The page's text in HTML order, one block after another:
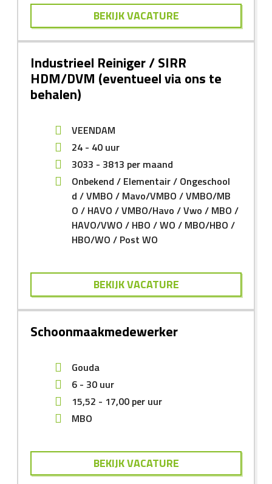
BEKIJK VACATURE
Industrieel Reiniger / SIRR
HDM/DVM (eventueel via ons te
behalen)
VEENDAM
24 - 40 uur
3033 - 3813 per maand
Onbekend
Elementair
Ongeschool
d
VMBO Mavo/VMBO
VMBO/MB
O
HAVO VMBO/Havo Vwo
MBO
HAVO/VWO
HBO WO
MBO/HBO
HBO/WO
Post WO
BEKIJK VACATURE
Schoonmaakmedewerker
Gouda
6 - 30 uur
15,52 - 17,00 per uur
MBO
BEKIJK VACATURE